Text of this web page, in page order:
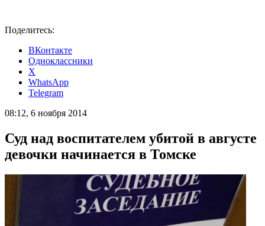
Поделитесь:
ВКонтакте
Одноклассники
X
WhatsApp
Telegram
08:12, 6 ноября 2014
Суд над воспитателем убитой в августе
девочки начинается в Томске